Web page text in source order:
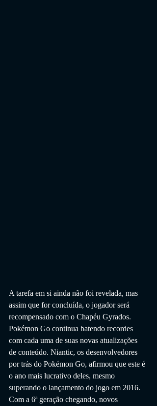
A tarefa em si ainda não foi revelada, mas
assim que for concluída, o jogador será
recompensado com o Chapéu Gyrados.
Pokémon Go continua batendo recordes
com cada uma de suas novas atualizações
de conteúdo. Niantic, os desenvolvedores
por trás do Pokémon Go, afirmou que este é
o ano mais lucrativo deles, mesmo
superando o lançamento do jogo em 2016.
Com a 6ª geração chegando, novos